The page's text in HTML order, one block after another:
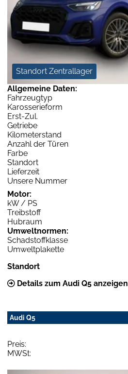
Standort Zentrallager
Allgemeine Daten:
Fahrzeugtyp
Karosserieform
Erst-Zul.
Getriebe
Kilometerstand
Anzahl der Türen
Farbe
Standort
Lieferzeit
Unsere Nummer
Motor:
kW / PS
Treibstoff
Hubraum
Umweltnormen:
Schadstoffklasse
Umweltplakette
Standort
Details zum Audi Q5 anzeigen
Audi Q5
Preis:
MWSt: